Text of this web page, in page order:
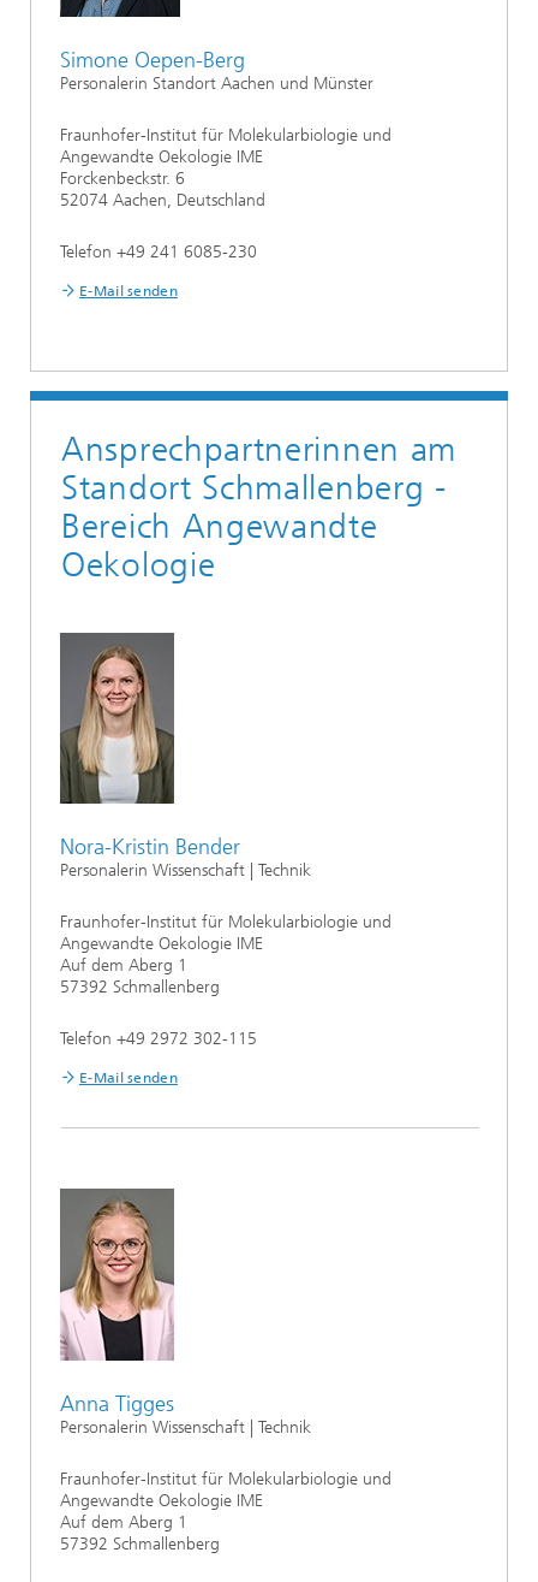
Simone Oepen-Berg
Personalerin Standort Aachen und Münster
Fraunhofer-Institut für Molekularbiologie und
Angewandte Oekologie IME
Forckenbeckstr. 6
52074 Aachen, Deutschland
Telefon +49 241 6085-230
E-Mail senden
Ansprechpartnerinnen am
Standort Schmallenberg -
Bereich Angewandte
Oekologie
Nora-Kristin Bender
Personalerin Wissenschaft | Technik
Fraunhofer-Institut für Molekularbiologie und
Angewandte Oekologie IME
Auf dem Aberg 1
57392 Schmallenberg
Telefon +49 2972 302-115
E-Mail senden
Anna Tigges
Personalerin Wissenschaft | Technik
Fraunhofer-Institut für Molekularbiologie und
Angewandte Oekologie IME
Auf dem Aberg 1
57392 Schmallenberg